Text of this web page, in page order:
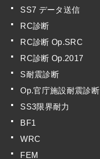
SS7 データ送信
RC診断
RC診断 Op.SRC
RC診断 Op.2017
S耐震診断
Op.官庁施設耐震診断
SS3限界耐力
BF1
WRC
FEM